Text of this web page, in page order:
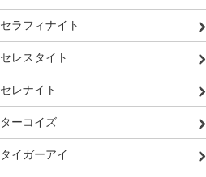
セラフィナイト
セレスタイト
セレナイト
ターコイズ
タイガーアイ